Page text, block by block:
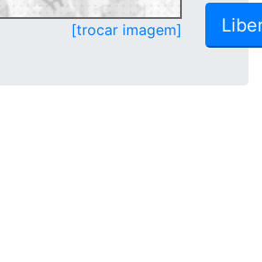
[trocar imagem]